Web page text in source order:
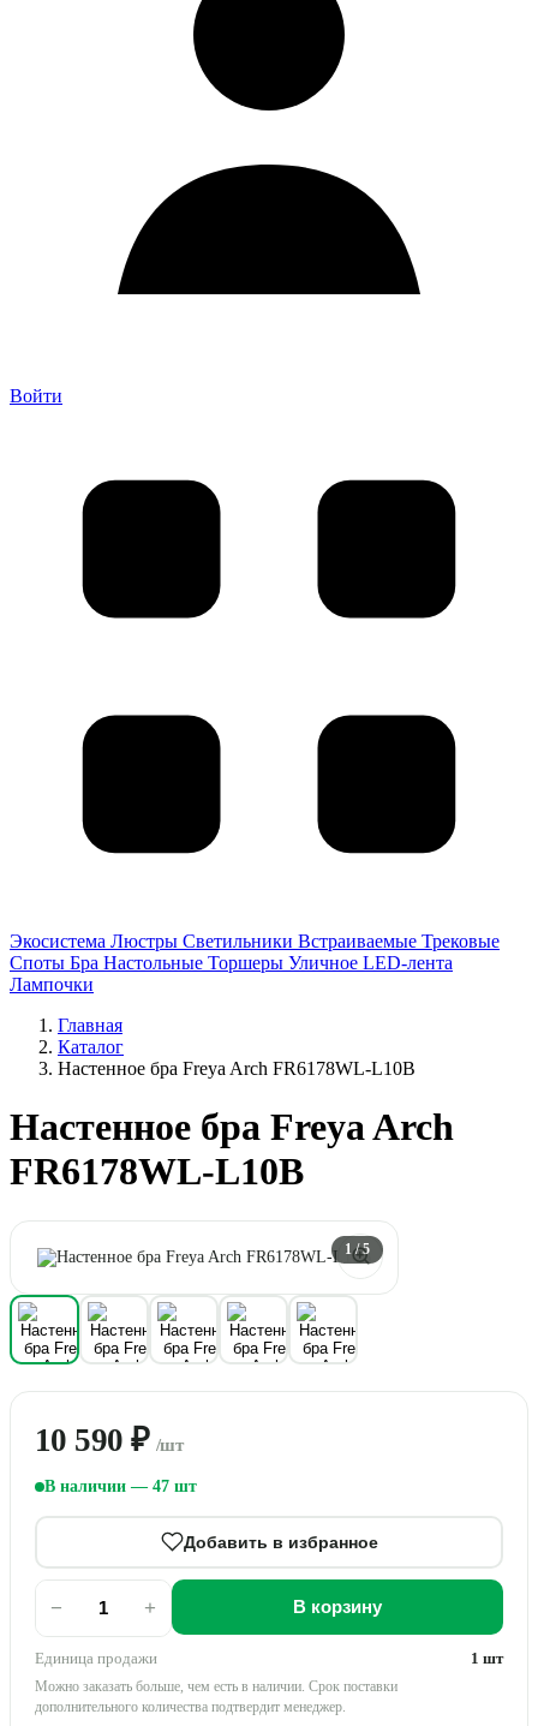
Войти
Экосистема Люстры Светильники Встраиваемые Трековые
Споты Бра Настольные Торшеры Уличное LED-лента
Лампочки
Главная
Каталог
Настенное бра Freya Arch FR6178WL-L10B
Настенное бра Freya Arch
FR6178WL-L10B
1/ 5
10 590 ₽ /шт
В наличии — 47 шт
Добавить в избранное
− + В корзину
Единица продажи 1 шт
Можно заказать больше, чем есть в наличии. Срок поставки
дополнительного количества подтвердит менеджер.